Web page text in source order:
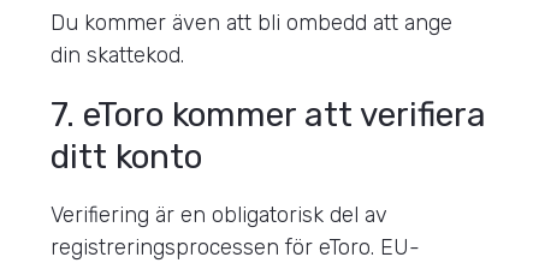
Du kommer även att bli ombedd att ange
din skattekod.
7. eToro kommer att verifiera
ditt konto
Verifiering är en obligatorisk del av
registreringsprocessen för eToro. EU-